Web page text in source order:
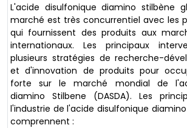
L'acide disulfonique diamino stilbène
marché est très concurrentiel avec les
qui fournissent des produits aux
internationaux. Les principaux
plusieurs stratégies de recherche-
et d'innovation de produits pour
forte sur le marché mondial de
diamino Stilbene (DASDA). Les
l'industrie de l'acide disulfonique diamino
comprennent :